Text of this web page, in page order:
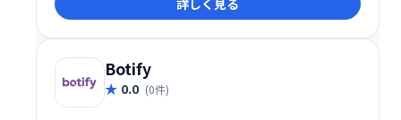
エンドでSEOをサポートし、より良い検索順位獲得を
支援します。
詳しく見る
Botify
0.0 (0件)